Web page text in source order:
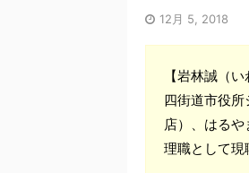
12月 5, 2018
【岩林誠（
四街道市役
店）、はる
理職として現